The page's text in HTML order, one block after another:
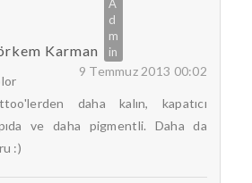
Karman
9 Temmuz 2013 00:02
daha kalın, kapatıcı
ve daha pigmentli. Daha da
:)